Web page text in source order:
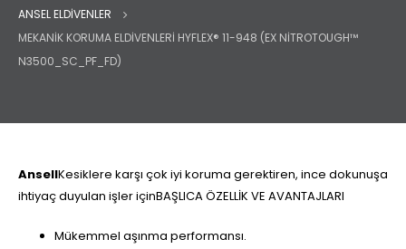
ANSEL ELDIVENLER
MEKANIK KORUMA ELDIVENLERI HYFLEX® 11-948 (EX NITROTOUGH™
N3500_SC_PF_FD)
AnsellKesiklere karşı çok iyi koruma gerektiren, ince dokunuşa
ihtiyaç duyulan işler içinBAŞLICA ÖZELLİK VE AVANTAJLARI
Mükemmel aşınma performansı.